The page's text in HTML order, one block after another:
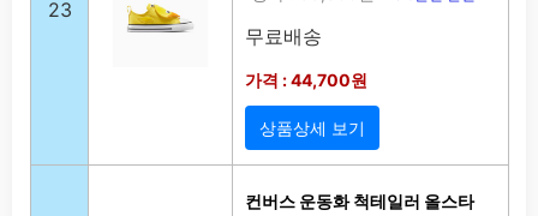
23
무료배송
가격 : 44,700원
상품상세 보기
컨버스 운동화 척테일러 올스타